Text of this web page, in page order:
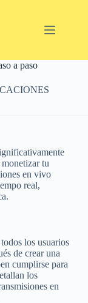
a paso
tu
en vivo
real,
los usuarios
de crear una
cumplirse para
los
en